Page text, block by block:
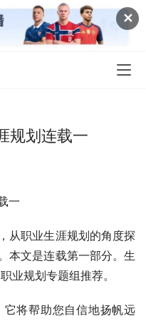
✕
规划连载一
一
从职业生涯规划的角度探
本文是连载第一部分。生
业规划专题组推荐。
将帮助您自信地扬帆远